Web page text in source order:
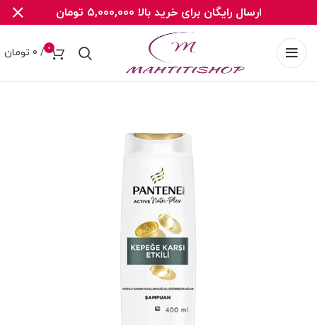
0
/
0 تومان
ارسال رایگان برای خرید بالا 5,000,000 تومان